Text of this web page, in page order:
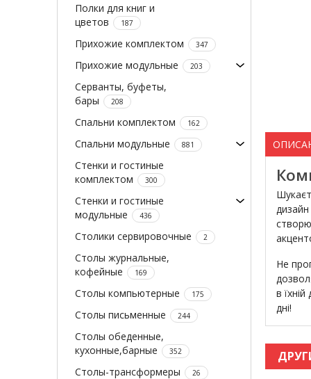
Полки для книг и
цветов
187
Прихожие комплектом 347
Прихожие модульные 203
Серванты, буфеты,
бары
208
Спальни комплектом 162
Спальни модульные 881
Стенки и гостиные
комплектом
300
Стенки и гостиные
модульные
436
Столики сервировочные 2
Столы журнальные,
кофейные
169
Столы компьютерные 175
Столы письменные 244
Столы обеденные,
кухонные,барные
352
Столы-трансформеры 26
Не
в
дні!